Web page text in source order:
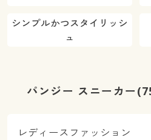
シンプルかつスタイリッシ
ュ
パンジー スニーカー
レディースファッション